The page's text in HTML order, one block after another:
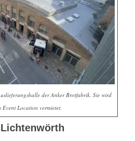
der Anker Brotfabrik. Sie wird
Event Location vermietet.